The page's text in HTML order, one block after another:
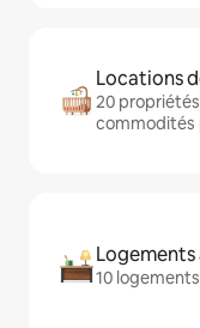
Locations
20
commodités
Logements
10